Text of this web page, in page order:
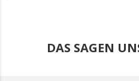
DAS SAGEN